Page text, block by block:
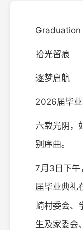
Graduation
拾光留痕
逐梦启航
2026届毕
六载光阴，
别序曲。
7月3日下午
届毕业典礼
崎村委会、
生及家委会